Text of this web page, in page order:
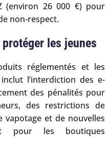
(environ 26 000 €) pour
non-respect.
les jeunes
réglementés et les
l’interdiction des e-
des pénalités pour
des restrictions de
et de nouvelles
pour les boutiques